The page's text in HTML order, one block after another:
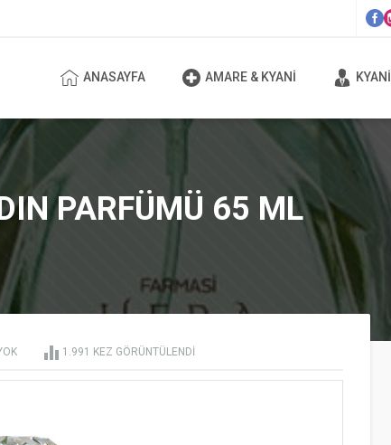
ANASAYFA AMARE & KYANI KYANI
PARFÜMÜ 65 ML
1.991 KEZ GÖRÜNTÜLENDI